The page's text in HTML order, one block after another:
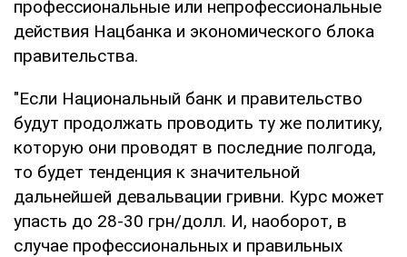
профессиональные или непрофессиональные
действия Нацбанка и экономического блока
правительства.
"Если Национальный банк и правительство
будут продолжать проводить ту же политику,
которую они проводят в последние полгода,
то будет тенденция к значительной
дальнейшей девальвации гривни. Курс может
упасть до 28-30 грн/долл. И, наоборот, в
случае профессиональных и правильных